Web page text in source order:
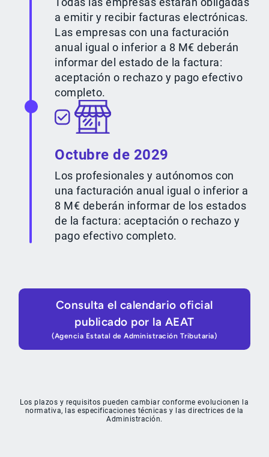
a emitir y recibir facturas electrónicas.
Las empresas con una facturación
anual igual o inferior a 8 M€ deberán
informar del estado de la factura:
aceptación o rechazo y pago efectivo
completo.
Octubre de 2029
Los profesionales y autónomos con
una facturación anual igual o inferior a
8 M€ deberán informar de los estados
de la factura: aceptación o rechazo y
pago efectivo completo.
Consulta el calendario oficial
publicado por la AEAT
(Agencia Estatal de Administración Tributaria)
Los plazos y requisitos pueden cambiar conforme evolucionen la
normativa, las especificaciones técnicas y las directrices de la
Administración.